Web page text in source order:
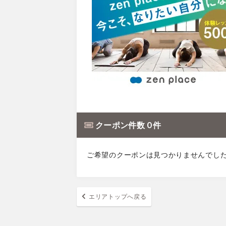
クーポン件数 0 件
ご希望のクーポンは見つかりませんでし
エリアトップへ戻る